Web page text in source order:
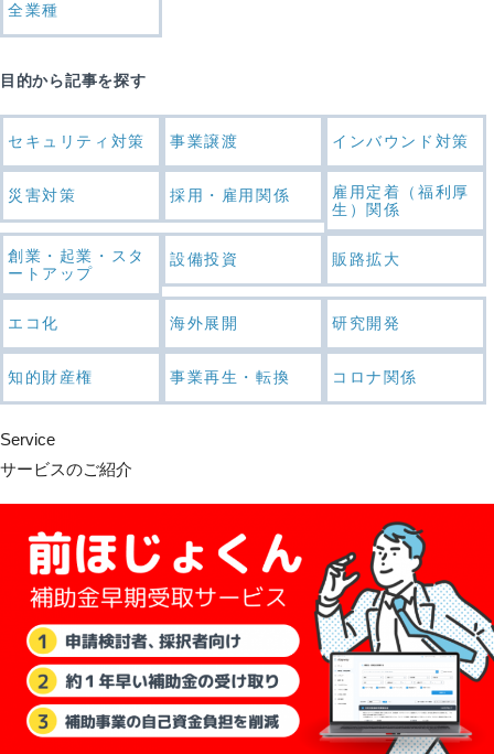
全業種
目的から記事を探す
セキュリティ対策 事業譲渡 インバウンド対策
災害対策 採用・雇用関係
雇用定着（福利厚
生）関係
創業・起業・スタ
ートアップ
設備投資 販路拡大
エコ化 海外展開 研究開発
知的財産権 事業再生・転換 コロナ関係
Service
サービスのご紹介